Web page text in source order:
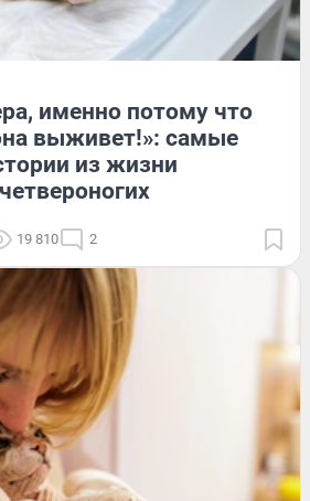
именно потому что
выживет!»: самые
из жизни
19 810 2